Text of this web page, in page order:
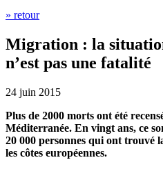
» retour
Migration : la
n’est pas une fatalité
24 juin 2015
Plus de 2000 morts ont été
Méditerranée. En vingt ans, ce
20 000 personnes qui ont trouvé
les côtes européennes.